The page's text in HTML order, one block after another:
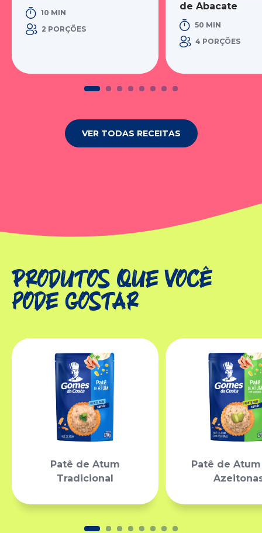
10 MIN
2 PORÇÕES
de Abacate
50 MIN
4 PORÇÕES
VER TODAS RECEITAS
Produtos que você
pode gostar
Patê de Atum
Tradicional
Patê de